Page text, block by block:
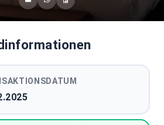
Deutschland